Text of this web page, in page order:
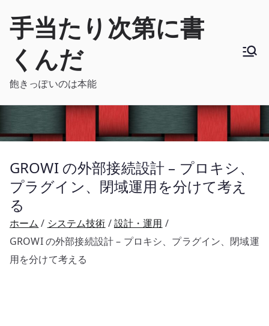
手当たり次第に書
くんだ
飽きっぽいのは本能
GROWI の外部接続設計 – プロキシ、
プラグイン、閉域運用を分けて考え
る
ホーム システム技術
設計・運用
GROWI の外部接続設計 – プロキシ、プラグイン、閉域運
用を分けて考える